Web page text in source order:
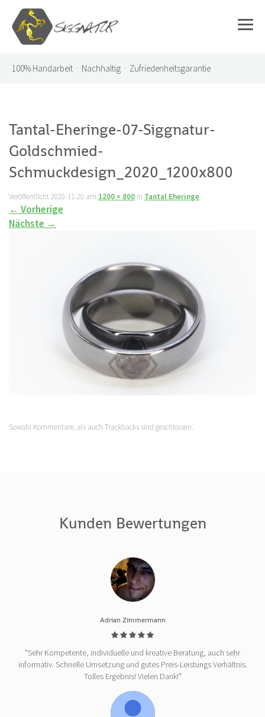
100% Handarbeit · Nachhaltig · Zufriedenheitsgarantie
Tantal-Eheringe-07-Siggnatur-
Goldschmied-
Schmuckdesign_2020_1200x800
Veröffentlicht2020-11-20 am 1200 × 800 in Tantal Eheringe
← Vorherige
Nächste →
Sowohl Kommentare, als auch Trackbacks sind geschlossen.
Kunden Bewertungen
Adrian Zimmermann
"Sehr Kompetente, individuelle und kreative Beratung, auch sehr
informativ. Schnelle Umsetzung und gutes Preis-Leistungs Verhältnis.
Tolles Ergebnis! Vielen Dank!"